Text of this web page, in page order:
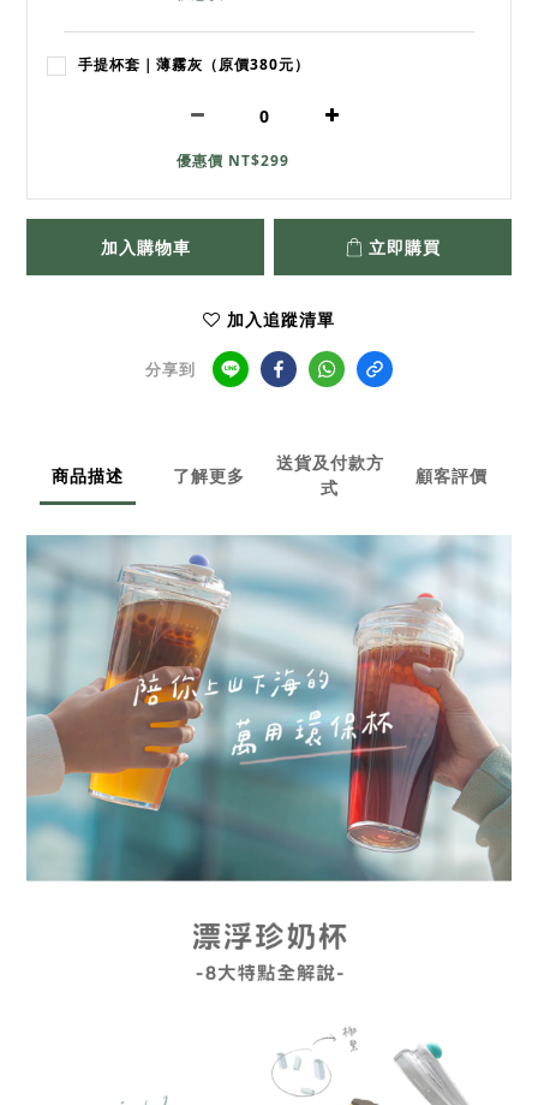
手提杯套｜薄霧灰（原價380元）
優惠價 NT$299
加入購物車 立即購買
加入追蹤清單
分享到
商品描述 了解更多
送貨及付款方
式
顧客評價